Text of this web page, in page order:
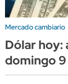
Mercado cambiario
Dólar hoy:
domingo